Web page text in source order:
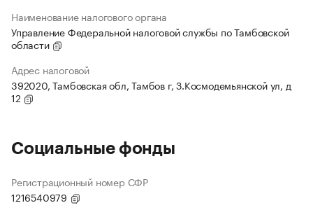
Наименование налогового органа
Управление Федеральной налоговой службы по Тамбовской
области
Адрес налоговой
392020, Тамбовская обл, Тамбов г, З.Космодемьянской ул, д
12
Социальные фонды
Регистрационный номер СФР
1216540979